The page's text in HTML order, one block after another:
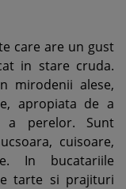
care are un gust
in stare cruda.
mirodenii alese,
apropiata de a
a perelor. Sunt
cuisoare,
In bucatariile
tarte si prajituri